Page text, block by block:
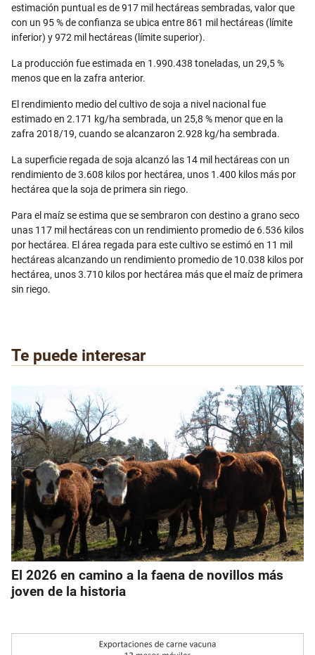
estimación puntual es de 917 mil hectáreas sembradas, valor que
con un 95 % de confianza se ubica entre 861 mil hectáreas (límite
inferior) y 972 mil hectáreas (límite superior).
La producción fue estimada en 1.990.438 toneladas, un 29,5 %
menos que en la zafra anterior.
El rendimiento medio del cultivo de soja a nivel nacional fue
estimado en 2.171 kg/ha sembrada, un 25,8 % menor que en la
zafra 2018/19, cuando se alcanzaron 2.928 kg/ha sembrada.
La superficie regada de soja alcanzó las 14 mil hectáreas con un
rendimiento de 3.608 kilos por hectárea, unos 1.400 kilos más por
hectárea que la soja de primera sin riego.
Para el maíz se estima que se sembraron con destino a grano seco
unas 117 mil hectáreas con un rendimiento promedio de 6.536 kilos
por hectárea. El área regada para este cultivo se estimó en 11 mil
hectáreas alcanzando un rendimiento promedio de 10.038 kilos por
hectárea, unos 3.710 kilos por hectárea más que el maíz de primera
sin riego.
Te puede interesar
El 2026 en camino a la faena de novillos más
joven de la historia